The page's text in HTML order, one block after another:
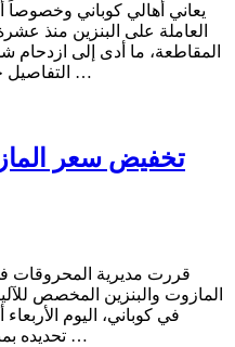
يعاني أهالي كوباني وخصوصاً
العاملة على البنزين منذ
المقاطعة، ما أدى إلى
التفاصيل حول المشكلة وأسبابها، ورد الجهات …
تخفيض سعر
قررت مديرية المحروقات
المازوت والبنزين المخصص
في كوباني، اليوم
تحديده بمبلغ 60 ليرة سورية بدلاً من 100 ليرة …